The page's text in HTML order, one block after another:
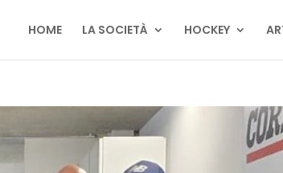
HOME LA SOCIETÀ HOCKEY